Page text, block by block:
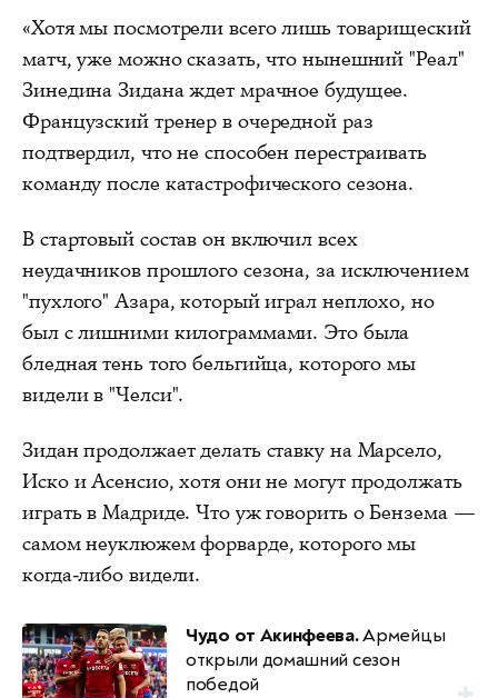
«Хотя мы посмотрели всего лишь товарищеский
матч, уже можно сказать, что нынешний "Реал"
Зинедина Зидана ждет мрачное будущее.
Французский тренер в очередной раз
подтвердил, что не способен перестраивать
команду после катастрофического сезона.
В стартовый состав он включил всех
неудачников прошлого сезона, за исключением
"пухлого" Азара, который играл неплохо, но
был с лишними килограммами. Это была
бледная тень того бельгийца, которого мы
видели в "Челси".
Зидан продолжает делать ставку на Марсело,
Иско и Асенсио, хотя они не могут продолжать
играть в Мадриде. Что уж говорить о Бензема —
самом неуклюжем форварде, которого мы
когда-либо видели.
Чудо от Акинфеева.Армейцы
открыли домашний сезон
победой